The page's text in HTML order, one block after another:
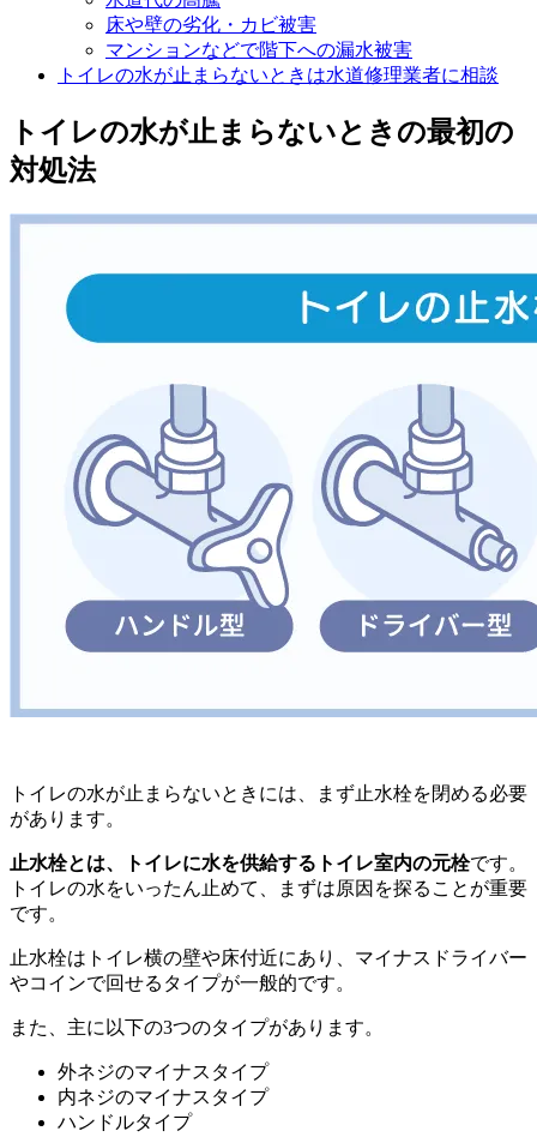
床や壁の劣化・カビ被害
マンションなどで階下への漏水被害
トイレの水が止まらないときは水道修理業者に相談
トイレの水が止まらないときの最初の
対処法
トイレの水が止まらないときには、まず止水栓を閉める必要
があります。
止水栓とは、トイレに水を供給するトイレ室内の元栓です。
トイレの水をいったん止めて、まずは原因を探ることが重要
です。
止水栓はトイレ横の壁や床付近にあり、マイナスドライバー
やコインで回せるタイプが一般的です。
また、主に以下の3つのタイプがあります。
外ネジのマイナスタイプ
内ネジのマイナスタイプ
ハンドルタイプ